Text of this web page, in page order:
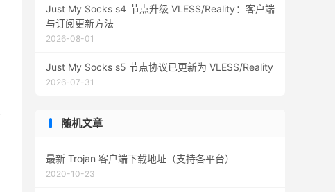
Just My Socks s4 节点升级 VLESS/Reality：客户端
与订阅更新方法
2026-08-01
Just My Socks s5 节点协议已更新为 VLESS/Reality
2026-07-31
随机文章
最新 Trojan 客户端下载地址（支持各平台）
2020-10-23